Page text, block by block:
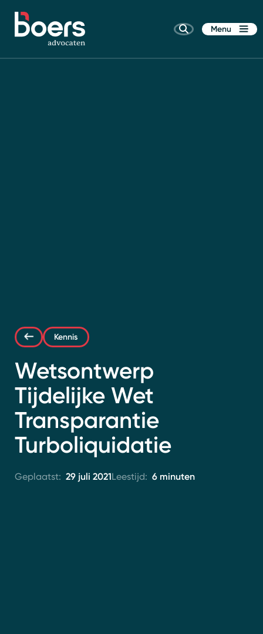
Menu
Kennis
Wetsontwerp
Tijdelijke Wet
Transparantie
Turboliquidatie
Geplaatst: 29 juli 2021Leestijd: 6 minuten